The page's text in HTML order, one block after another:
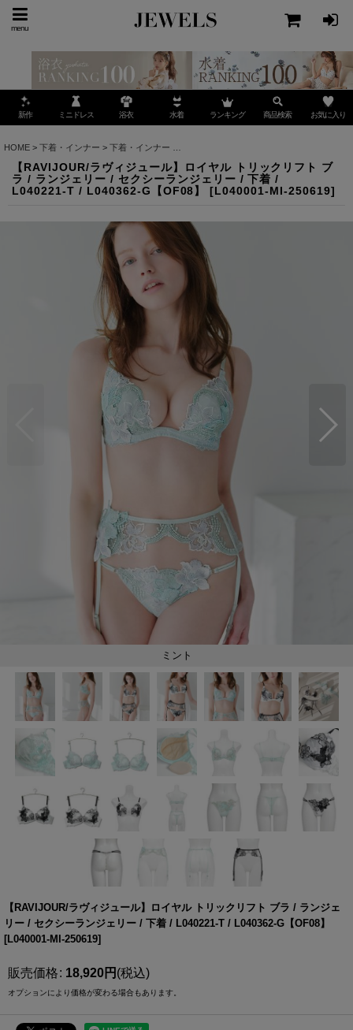
menu
新作 ミニドレス 浴衣 水着 ランキング 商品検索 お気に入り
HOME > 下着・インナー > 下着・インナー
【RAVIJOUR/ラヴィジュール】ロイヤル トリックリフト ブ
ラ / ランジェリー / セクシーランジェリー / 下着 /
L040221-T / L040362-G【OF08】
[L040001-MI-250619]
【RAVIJOUR/ラヴィジュール】ロイヤル トリックリフト ブラ / ランジェ
リー / セクシーランジェリー / 下着 / L040221-T / L040362-G【OF08】
[L040001-MI-250619]
販売価格: 18,920円 (税込)
オプションにより価格が変わる場合もあります。